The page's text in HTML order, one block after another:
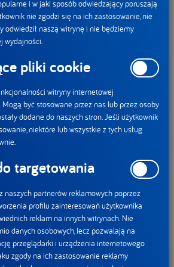
One Health,dla pracowników
działania z zakresu promocji
i nawadniania, jak również
są doceniane przez pracowników,
z zakładem produkcyjnym na dłużej
aż 10 lat, a wskaźnik rotacji kadr
5% i plasuje się znacznie poniżej
– innowacje, technologie,
to plebiscyt, w którym nagradzane
wyróżniające się we
rozwiązań i technologii w zakładach
i w jaki sposób odwiedzający poruszają
nie zgodzi się na ich zastosowanie, nie
odwiedził naszą witrynę i nie będziemy
wydajności.
pliki cookie
witryny internetowej
być stosowane przez nas lub przez osoby
dodane do naszych stron. Jeśli użytkownik
niektóre lub wszystkie z tych usług
targetowania
naszych partnerów reklamowych poprzez
profilu zainteresowań użytkownika
reklam na innych witrynach. Nie
danych osobowych, lecz pozwalają na
przeglądarki i urządzenia internetowego
zgody na ich zastosowanie reklamy